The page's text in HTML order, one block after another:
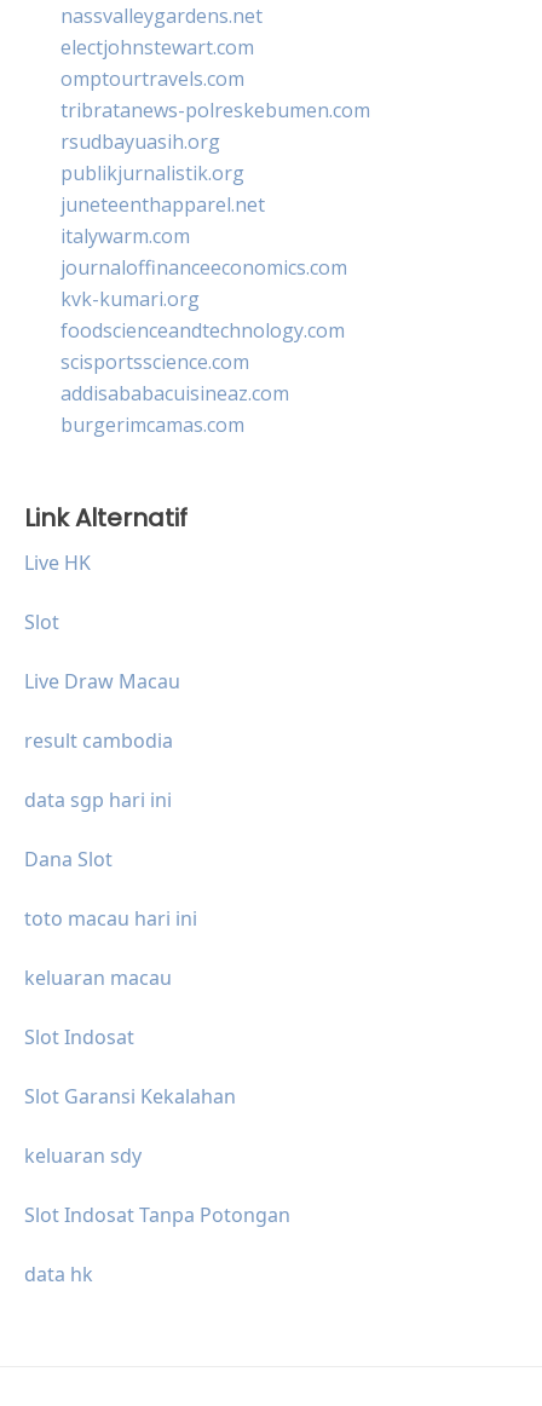
nassvalleygardens.net
electjohnstewart.com
omptourtravels.com
tribratanews-polreskebumen.com
rsudbayuasih.org
publikjurnalistik.org
juneteenthapparel.net
italywarm.com
journaloffinanceeconomics.com
kvk-kumari.org
foodscienceandtechnology.com
scisportsscience.com
addisababacuisineaz.com
burgerimcamas.com
Link Alternatif
Live HK
Slot
Live Draw Macau
result cambodia
data sgp hari ini
Dana Slot
toto macau hari ini
keluaran macau
Slot Indosat
Slot Garansi Kekalahan
keluaran sdy
Slot Indosat Tanpa Potongan
data hk